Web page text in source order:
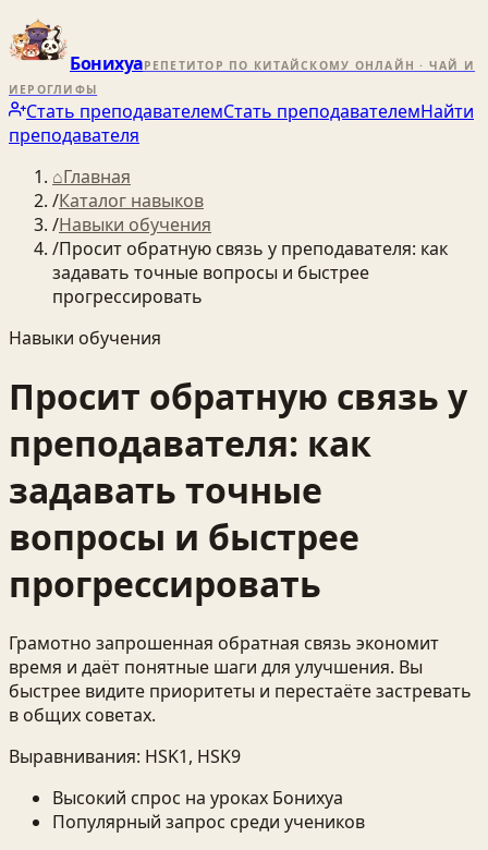
БонихуаРЕПЕТИТОР ПО КИТАЙСКОМУ ОНЛАЙН · ЧАЙ И
ИЕРОГЛИФЫ
Стать преподавателемСтать преподавателемНайти
преподавателя
⌂Главная
/Каталог навыков
/Навыки обучения
/Просит обратную связь у преподавателя: как
задавать точные вопросы и быстрее
прогрессировать
Навыки обучения
Просит обратную связь у
преподавателя: как
задавать точные
вопросы и быстрее
прогрессировать
Грамотно запрошенная обратная связь экономит
время и даёт понятные шаги для улучшения. Вы
быстрее видите приоритеты и перестаёте застревать
в общих советах.
Выравнивания: HSK1, HSK9
Высокий спрос на уроках Бонихуа
Популярный запрос среди учеников